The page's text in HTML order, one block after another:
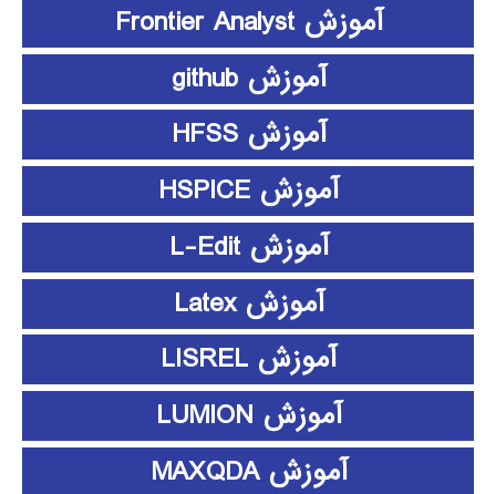
آموزش Frontier Analyst
آموزش github
آموزش HFSS
آموزش HSPICE
آموزش L-Edit
آموزش Latex
آموزش LISREL
آموزش LUMION
آموزش MAXQDA